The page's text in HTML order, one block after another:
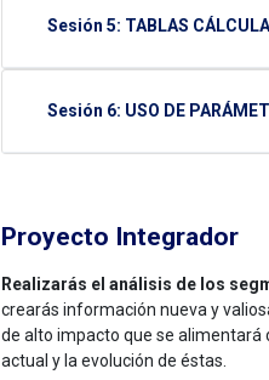
Sesión 5: TABLAS
Sesión 6: USO DE
Proyecto Integrador
Realizarás el análisis de los
crearás información nueva y
de alto impacto que se alimentará
actual y la evolución de éstas.